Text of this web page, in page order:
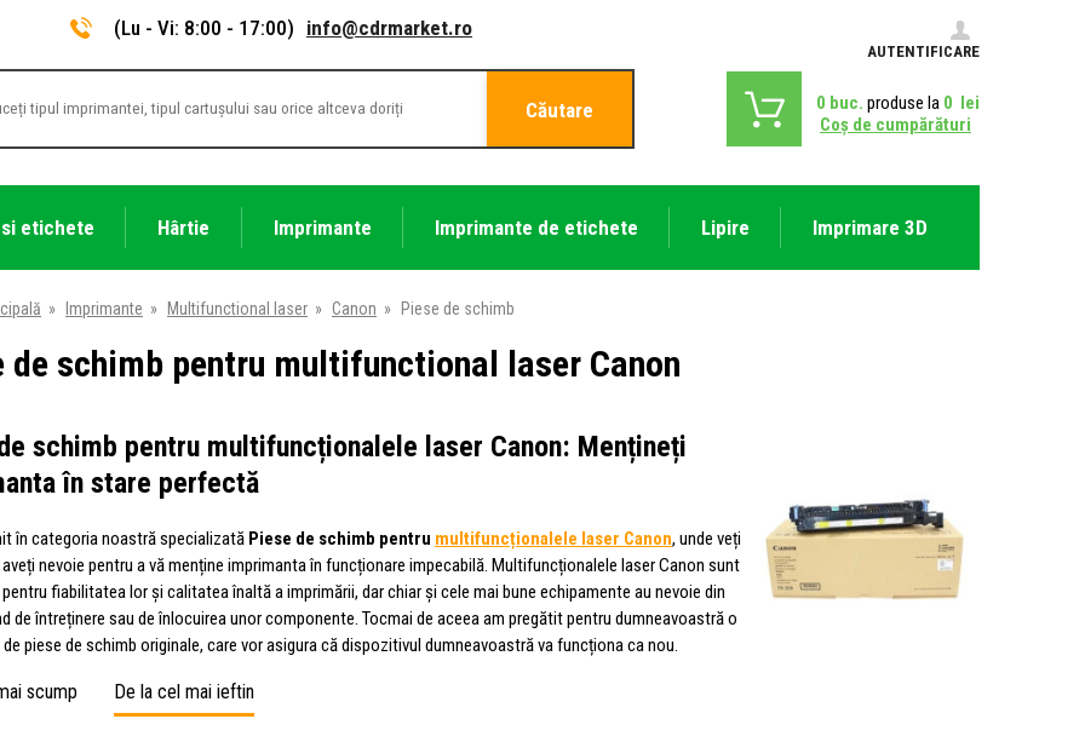
(Lu - Vi: 8:00 - 17:00) info@cdrmarket.ro
AUTENTIFICARE
Căutare 0 buc. produse la 0 lei
Coş de cumpărături
etichete Hârtie Imprimante Imprimante de etichete Lipire Imprimare 3D
» Imprimante » Multifunctional laser » Canon » Piese de schimb
de schimb pentru multifunctional laser Canon
schimb pentru multifuncționalele laser Canon: Mențineți
în stare perfectă
în categoria noastră specializată Piese de schimb pentru multifuncționalele laser Canon, unde veți
nevoie pentru a vă menține imprimanta în funcționare impecabilă. Multifuncționalele laser Canon sunt
fiabilitatea lor și calitatea înaltă a imprimării, dar chiar și cele mai bune echipamente au nevoie din
de întreținere sau de înlocuirea unor componente. Tocmai de aceea am pregătit pentru dumneavoastră o
piese de schimb originale, care vor asigura că dispozitivul dumneavoastră va funcționa ca nou.
scump De la cel mai ieftin